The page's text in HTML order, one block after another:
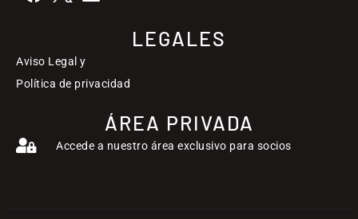
LEGALES
Aviso Legal y
Política de privacidad
ÁREA PRIVADA
Accede a nuestro área exclusivo para socios